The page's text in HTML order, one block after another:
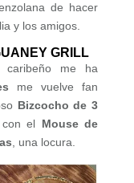
de hacer
y los amigos.
GRILL
me ha
me vuelve fan
Bizcocho de 3
el Mouse de
, una locura.